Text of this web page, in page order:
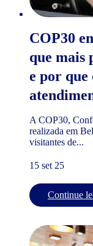
COP30
que mais
e por que
A COP30,
realizada em
visitantes de...
15 set 25
Continue